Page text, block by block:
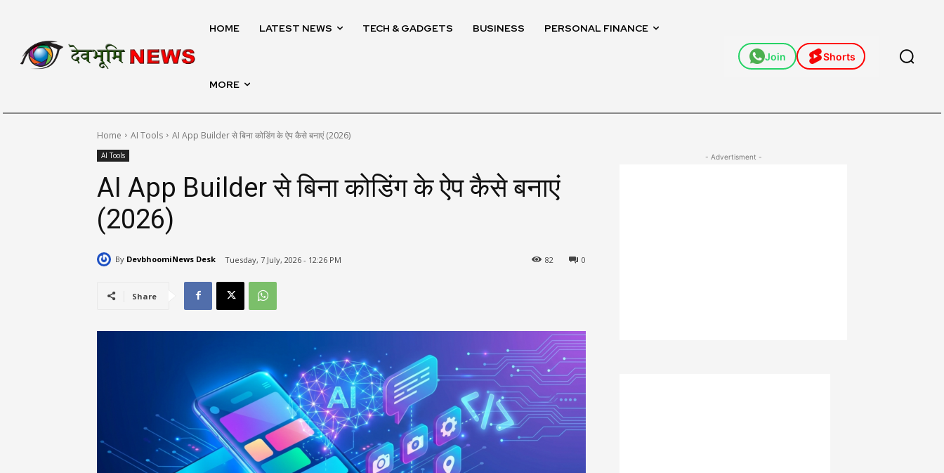
HOME LATEST NEWS TECH & GADGETS BUSINESS PERSONAL FINANCE
MORE
Join Shorts
Home AI Tools AI App Builder से बिना कोडिंग के ऐप कैसे बनाएं (2026)
AI Tools
AI App Builder से बिना कोडिंग के ऐप कैसे बनाएं
(2026)
By DevbhoomiNews Desk Tuesday, 7 July, 2026 - 12:26 PM 0
82
Share
- Advertisment -